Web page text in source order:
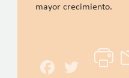
mayor crecimiento.